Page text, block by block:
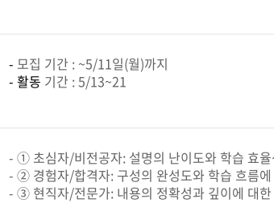
- 모집 기간 : ~5/11일(월)까지
- 활동 기간 : 5/13~21
- ① 초심자/비전공자: 설명의 난이도와 학습 효
- ② 경험자/합격자: 구성의 완성도와 학습 흐름
- ③ 현직자/전문가: 내용의 정확성과 깊이에 대